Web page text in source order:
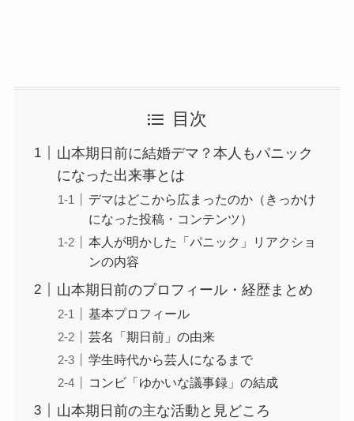
目次
山本期日前に結婚デマ？本人もパニック
になった出来事とは
デマはどこから広まったのか（きっかけ
になった投稿・コンテンツ）
本人が明かした「パニック」リアクショ
ンの内容
山本期日前のプロフィール・経歴まとめ
基本プロフィール
芸名「期日前」の由来
学生時代から芸人になるまで
コンビ「ゆかいな議事録」の結成
山本期日前の主な活動と見どころ